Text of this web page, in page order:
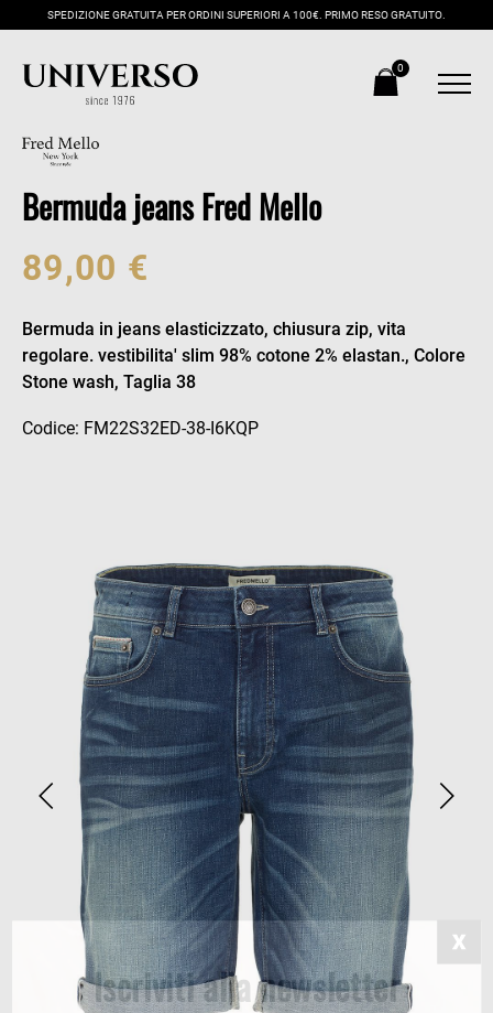
SPEDIZIONE GRATUITA PER ORDINI SUPERIORI A 100€. PRIMO RESO GRATUITO.
0
Bermuda jeans Fred Mello
89,00 €
Bermuda in jeans elasticizzato, chiusura zip, vita
regolare. vestibilita' slim 98% cotone 2% elastan., Colore
Stone wash, Taglia 38
Codice: FM22S32ED-38-I6KQP
Iscriviti alla newsletter